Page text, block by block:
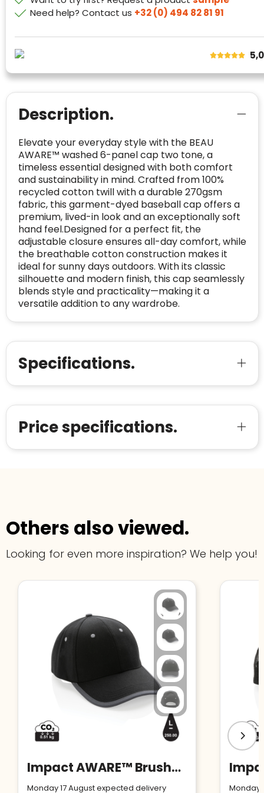
Need help? Contact us +32 (0) 494 82 81 91
Description.
Elevate your everyday style with the BEAU
AWARE™ washed 6-panel cap two tone, a
timeless essential designed with both comfort
and sustainability in mind. Crafted from 100%
recycled cotton twill with a durable 270gsm
fabric, this garment-dyed baseball cap offers a
premium, lived-in look and an exceptionally soft
hand feel.Designed for a perfect fit, the
adjustable closure ensures all-day comfort, while
the breathable cotton construction makes it
ideal for sunny days outdoors. With its classic
silhouette and modern finish, this cap seamlessly
blends style and practicality—making it a
versatile addition to any wardrobe.
Specifications.
Price specifications.
Others also viewed.
Looking for even more inspiration? We help you!
Impact AWARE™ Brushed rcotton 6 panel contrast cap 280gr
Monday 17 August expected delivery Monday
mailadres:
mia@linkkado.be Geverifieerd
Bedrijfsnaam: Linkkado
Oprichting van de
Aantal werknemers: 1-10
Trustindex-certificaat
starten :
2026-04-22
Safe Browsing:geen probleem
gedetecteerd
Blacklist Geen site op de zwarte lijst
certificaat verkrijgen. Zoekt u bij het winkelen
naar de certificaten van Trustindex en koopt u
Meer informatie»
Voor bedrijven
Bouwt u vertrouwen op en verhoogt u uw
verkoop met de Trustindex-certificaat.
Meer informatie»